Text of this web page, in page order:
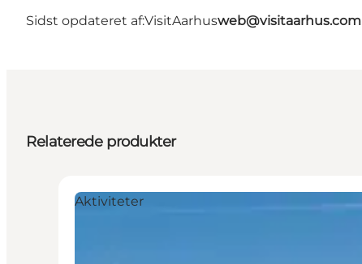
Sidst opdateret af:VisitAarhusweb@visitaarhus.com
Relaterede produkter
Aktiviteter